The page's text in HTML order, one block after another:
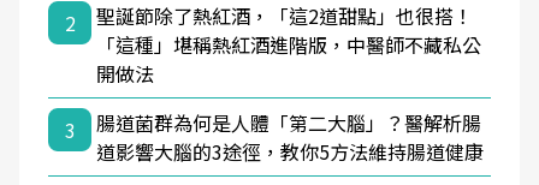
2
聖誕節除了熱紅酒，「這2道甜點」也很搭！
「這種」堪稱熱紅酒進階版，中醫師不藏私公
開做法
3
腸道菌群為何是人體「第二大腦」？醫解析腸
道影響大腦的3途徑，教你5方法維持腸道健康